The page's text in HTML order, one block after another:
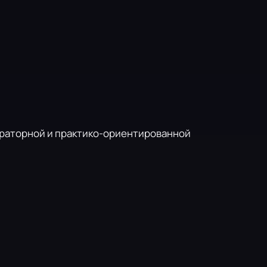
и практико-ориентированной